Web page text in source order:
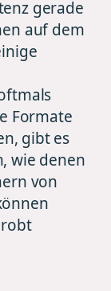
gerade
auf dem
Formate
gibt es
wie denen
von